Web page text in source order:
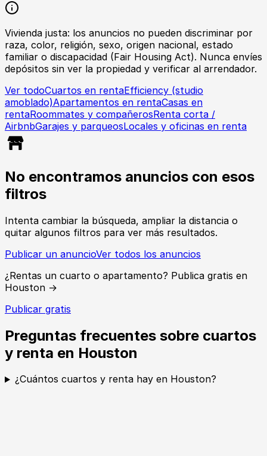
Vivienda justa: los anuncios no pueden discriminar por
raza, color, religión, sexo, origen nacional, estado
familiar o discapacidad (Fair Housing Act). Nunca envíes
depósitos sin ver la propiedad y verificar al arrendador.
Ver todoCuartos en rentaEfficiency (studio
amoblado)Apartamentos en rentaCasas en
rentaRoommates y compañerosRenta corta /
AirbnbGarajes y parqueosLocales y oficinas en renta
No encontramos anuncios con esos
filtros
Intenta cambiar la búsqueda, ampliar la distancia o
quitar algunos filtros para ver más resultados.
Publicar un anuncioVer todos los anuncios
¿Rentas un cuarto o apartamento? Publica gratis en
Houston →
Publicar gratis
Preguntas frecuentes sobre cuartos
y renta en Houston
¿Cuántos cuartos y renta hay en Houston?